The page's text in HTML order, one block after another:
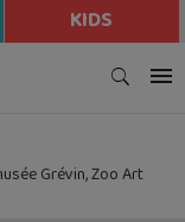
KIDS
Grévin, Zoo Art